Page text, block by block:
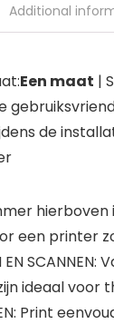
Additional
Een maat |
de
een
EN
ideaal voor
Print